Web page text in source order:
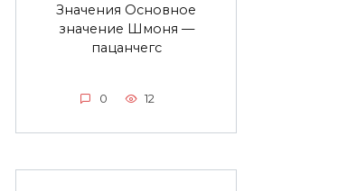
Значения Основное
значение Шмоня —
пацанчегс
0 12